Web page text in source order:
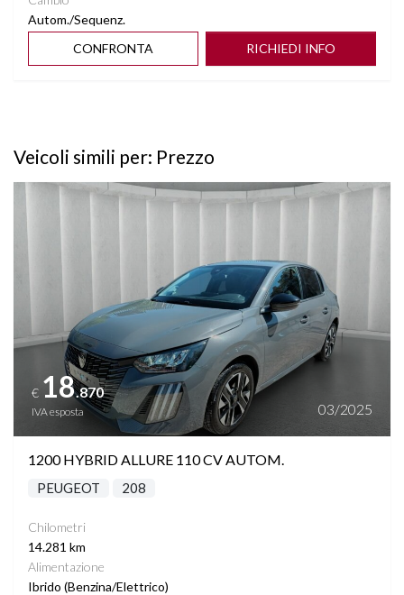
Autom./Sequenz.
CONFRONTA
RICHIEDI INFO
Veicoli simili per: Prezzo
Vedi dettagli
€ 18.870
IVA esposta 03/2025
1200 HYBRID ALLURE 110 CV AUTOM.
PEUGEOT 208
Chilometri
14.281 km
Alimentazione
Ibrido (Benzina/Elettrico)